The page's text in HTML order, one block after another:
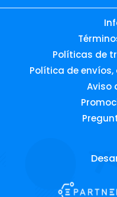
Políticas de
Política de
Aviso